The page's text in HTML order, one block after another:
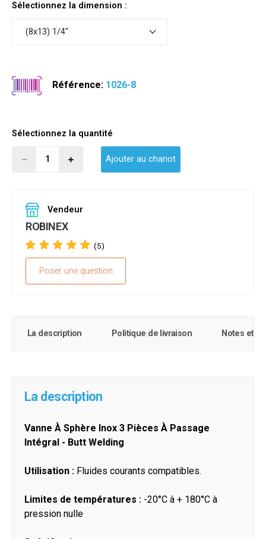
Sélectionnez la dimension :
(8x13) 1/4"
Référence: 1026-8
Sélectionnez la quantité
Ajouter au chariot
Vendeur
ROBINEX
(5)
Poser une question
La description Politique de livraison Notes et
La description
Vanne À Sphère Inox 3 Pièces À Passage
Intégral - Butt Welding
Utilisation : Fluides courants compatibles.
Limites de températures : -20°C à + 180°C à
pression nulle